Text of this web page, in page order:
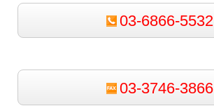
03-6866-5532
03-3746-3866